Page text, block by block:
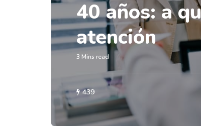
40 años: a
atención
3 Mins read
439